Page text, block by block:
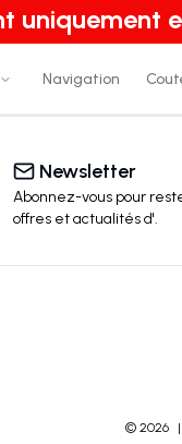
uniquement
Navigation
Newsletter
Abonnez-vous pour
offres et actualitésd'.
© 2026 |